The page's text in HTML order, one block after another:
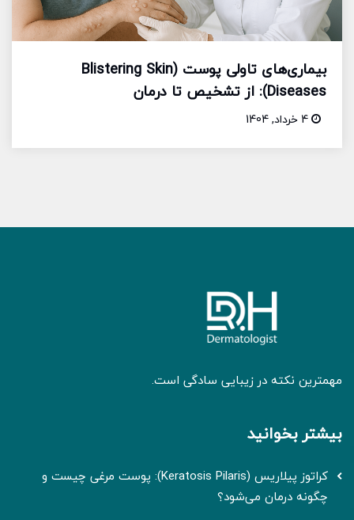
بیماری‌های تاولی پوست (Blistering Skin
Diseases): از تشخیص تا درمان
مهمترین نکته در زیبایی سادگی است.
بیشتر بخوانید
کراتوز پیلاریس (Keratosis Pilaris): پوست مرغی چیست و
چگونه درمان می‌شود؟